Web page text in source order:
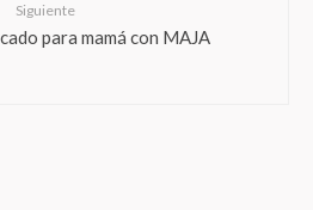
Siguiente
para mamá con MAJA